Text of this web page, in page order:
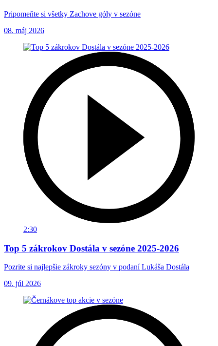
Pripomeňte si všetky Zachove góly v sezóne
08. máj 2026
2:30
Top 5 zákrokov Dostála v sezóne 2025-2026
Pozrite si najlepšie zákroky sezóny v podaní Lukáša Dostála
09. júl 2026